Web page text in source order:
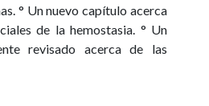
° Un nuevo capítulo acerca
de la hemostasia. ° Un
revisado acerca de las